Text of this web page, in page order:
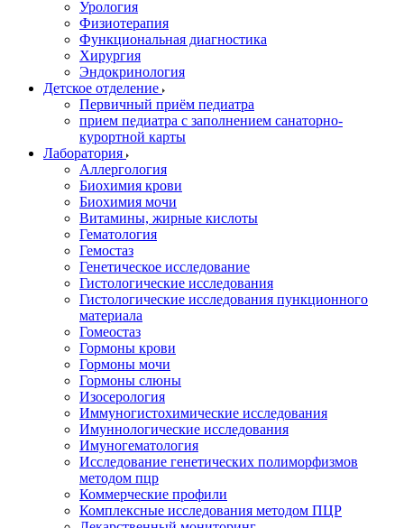
Урология
Физиотерапия
Функциональная диагностика
Хирургия
Эндокринология
Детское отделение
Первичный приём педиатра
прием педиатра с заполнением санаторно-
курортной карты
Лаборатория
Аллергология
Биохимия крови
Биохимия мочи
Витамины, жирные кислоты
Гематология
Гемостаз
Генетическое исследование
Гистологические исследования
Гистологические исследования пункционного
материала
Гомеостаз
Гормоны крови
Гормоны мочи
Гормоны слюны
Изосерология
Иммуногистохимические исследования
Имуннологические исследования
Имуногематология
Исследование генетических полиморфизмов
методом пцр
Коммерческие профили
Комплексные исследования методом ПЦР